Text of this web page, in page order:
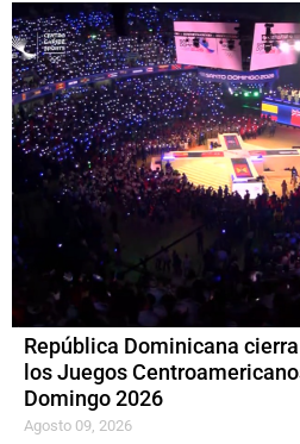
República Dominicana
los Juegos
Domingo 2026
Agosto 09, 2026